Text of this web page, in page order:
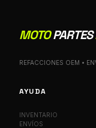
MOTOPARTES
REFACCIONES OEM •
AYUDA
INVENTARIO
ENVÍOS